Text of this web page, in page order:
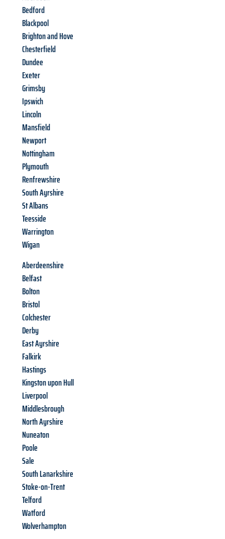
Bedford
Blackpool
Brighton and Hove
Chesterfield
Dundee
Exeter
Grimsby
Ipswich
Lincoln
Mansfield
Newport
Nottingham
Plymouth
Renfrewshire
South Ayrshire
St Albans
Teesside
Warrington
Wigan
Aberdeenshire
Belfast
Bolton
Bristol
Colchester
Derby
East Ayrshire
Falkirk
Hastings
Kingston upon Hull
Liverpool
Middlesbrough
North Ayrshire
Nuneaton
Poole
Sale
South Lanarkshire
Stoke-on-Trent
Telford
Watford
Wolverhampton